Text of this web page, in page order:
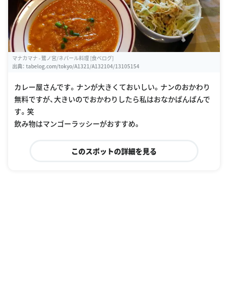
マナカマナ - 鷺ノ宮/ネパール料理 [食べログ]
出典： tabelog.com/tokyo/A1321/A132104/13105154
カレー屋さんです。ナンが大きくておいしい。ナンのおかわり
無料ですが、大きいのでおかわりしたら私はおなかぱんぱんで
す。笑
飲み物はマンゴーラッシーがおすすめ。
このスポットの詳細を見る